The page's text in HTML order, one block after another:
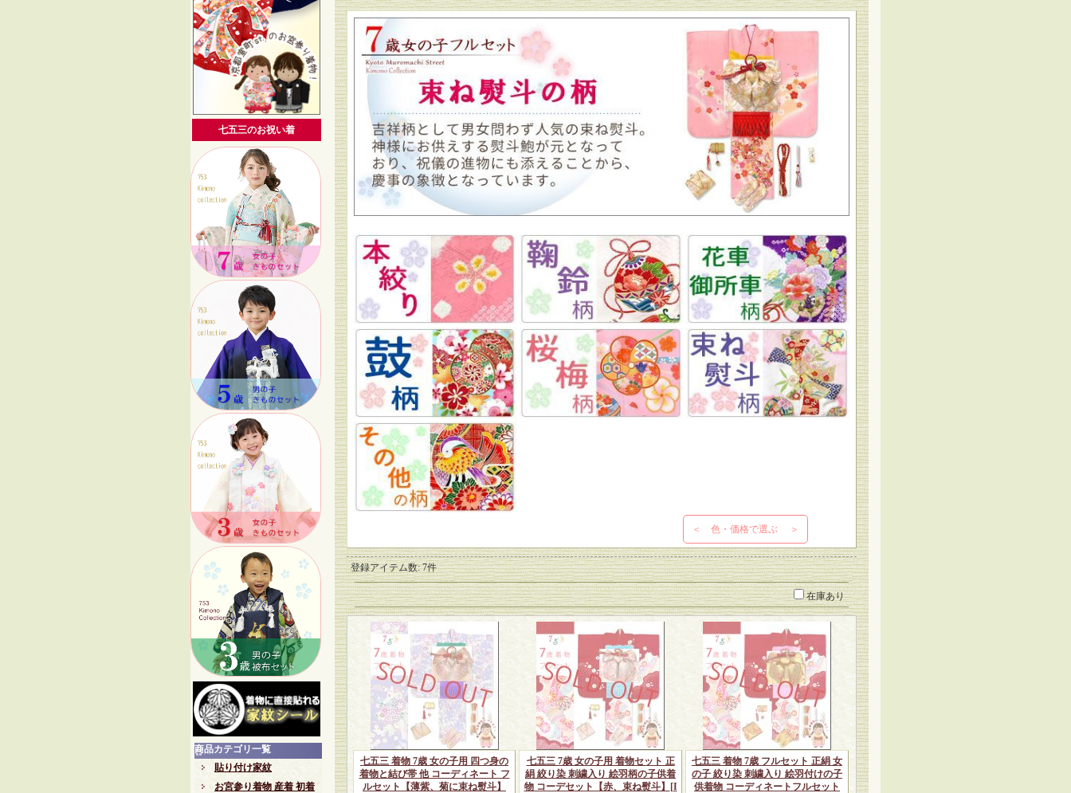
七五三のお祝い着
商品カテゴリ一覧
貼り付け家紋
お宮参り着物 産着 初着
＜ 色・価格で選ぶ ＞
登録アイテム数:7件
在庫あり
七五三 着物 7歳 女の子用 四つ身の
着物と結び帯 他 コーディネート フ
ルセット【薄紫、菊に束ね熨斗】
七五三 7歳 女の子用 着物セット 正
絹 絞り染 刺繍入り 絵羽柄の子供着
物 コーデセット【赤、束ね熨斗】
[I
七五三 着物 7歳 フルセット 正絹 女
の子 絞り染 刺繍入り 絵羽付けの子
供着物 コーディネートフルセット